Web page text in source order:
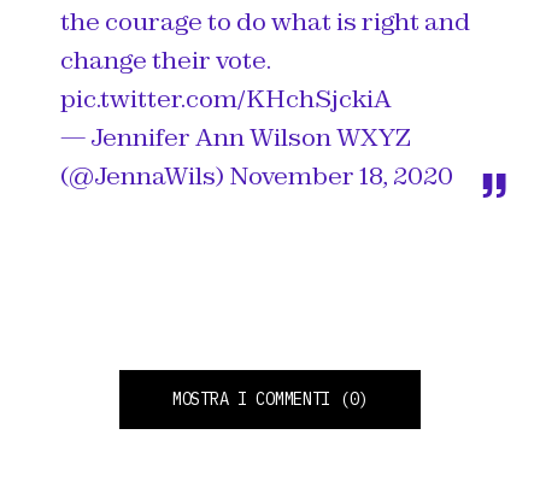
the courage to do what is right and
change their vote.
pic.twitter.com/KHchSjckiA
— Jennifer Ann Wilson WXYZ
(@JennaWils) November 18, 2020
MOSTRA I COMMENTI (0)